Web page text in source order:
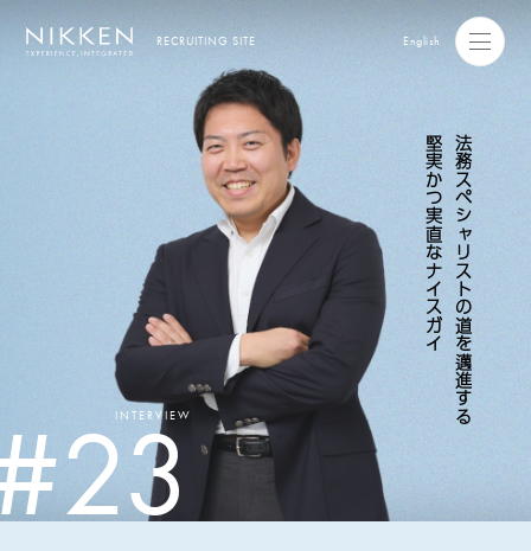
RECRUITING SITE English
INTERVIEW 法務スペシャリストの道を邁進する
堅実かつ実直なナイスガイ